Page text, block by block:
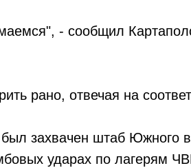
- сообщил
рано, отвечая на
захвачен штаб Южного
ударах по лагерям